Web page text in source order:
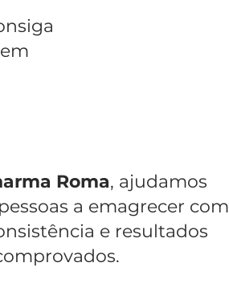
Roma, ajudamos
a emagrecer com
e resultados